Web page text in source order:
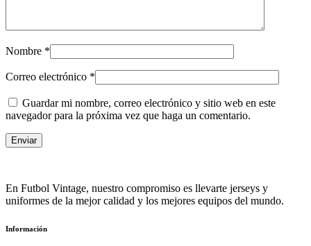
Nombre *
Correo electrónico *
Guardar mi nombre, correo electrónico y sitio web en este
navegador para la próxima vez que haga un comentario.
En Futbol Vintage, nuestro compromiso es llevarte jerseys y
uniformes de la mejor calidad y los mejores equipos del mundo.
Información